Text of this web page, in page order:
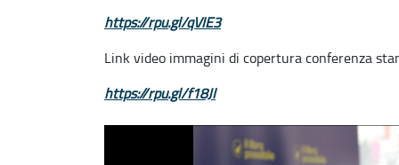
https://rpu.gl/qVIE3
Link video immagini di copertura conferenza
https://rpu.gl/f18JI